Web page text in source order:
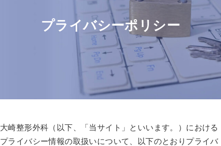
プライバシーポリシー
大崎整形外科（以下、「当サイト」といいます。）における
プライバシー情報の取扱いについて、以下のとおりプライバ